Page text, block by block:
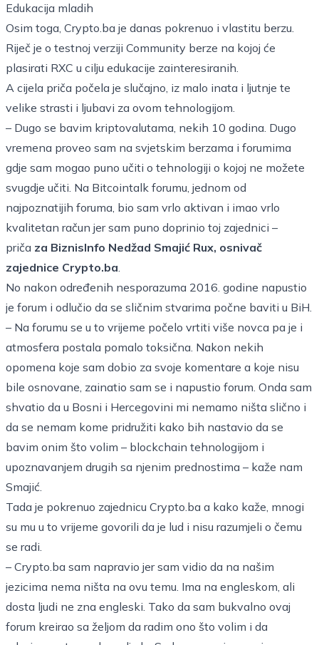
Edukacija mladih
Osim toga, Crypto.ba je danas pokrenuo i vlastitu berzu.
Riječ je o testnoj verziji Community berze na kojoj će
plasirati RXC u cilju edukacije zainteresiranih.
A cijela priča počela je slučajno, iz malo inata i ljutnje te
velike strasti i ljubavi za ovom tehnologijom.
– Dugo se bavim kriptovalutama, nekih 10 godina. Dugo
vremena proveo sam na svjetskim berzama i forumima
gdje sam mogao puno učiti o tehnologiji o kojoj ne možete
svugdje učiti. Na Bitcointalk forumu, jednom od
najpoznatijih foruma, bio sam vrlo aktivan i imao vrlo
kvalitetan račun jer sam puno doprinio toj zajednici –
priča za BiznisInfo Nedžad Smajić Rux, osnivač
zajednice Crypto.ba.
No nakon određenih nesporazuma 2016. godine napustio
je forum i odlučio da se sličnim stvarima počne baviti u BiH.
– Na forumu se u to vrijeme počelo vrtiti više novca pa je i
atmosfera postala pomalo toksična. Nakon nekih
opomena koje sam dobio za svoje komentare a koje nisu
bile osnovane, zainatio sam se i napustio forum. Onda sam
shvatio da u Bosni i Hercegovini mi nemamo ništa slično i
da se nemam kome pridružiti kako bih nastavio da se
bavim onim što volim – blockchain tehnologijom i
upoznavanjem drugih sa njenim prednostima – kaže nam
Smajić.
Tada je pokrenuo zajednicu Crypto.ba a kako kaže, mnogi
su mu u to vrijeme govorili da je lud i nisu razumjeli o čemu
se radi.
– Crypto.ba sam napravio jer sam vidio da na našim
jezicima nema ništa na ovu temu. Ima na engleskom, ali
dosta ljudi ne zna engleski. Tako da sam bukvalno ovaj
forum kreirao sa željom da radim ono što volim i da